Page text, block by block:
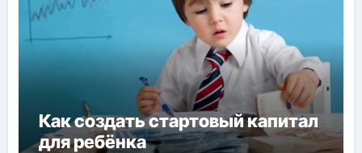
Как создать стартовый капитал
для ребёнка